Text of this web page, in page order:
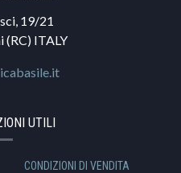
19/21
(RC) ITALY
UTILI
CONDIZIONI DI VENDITA